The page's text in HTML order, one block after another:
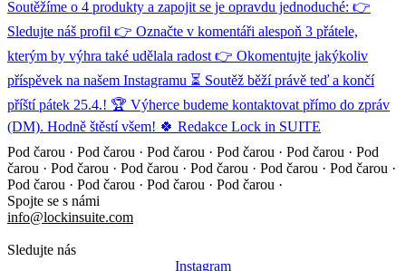
Pod čarou · Pod čarou · Pod čarou · Pod čarou · Pod čarou · Pod
čarou · Pod čarou · Pod čarou · Pod čarou · Pod čarou · Pod čarou ·
Pod čarou · Pod čarou · Pod čarou · Pod čarou ·
Spojte se s námi
info@lockinsuite.com
Sledujte nás
Instagram